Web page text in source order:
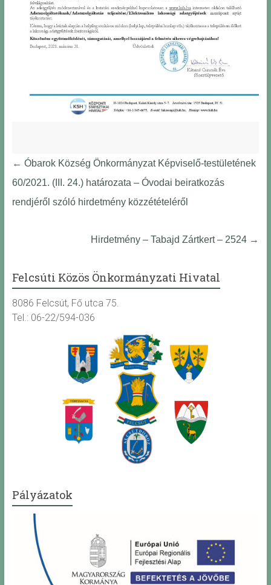
← Óbarok Község Önkormányzat Képviselő-testületének
60/2021. (III. 24.) határozata – Óvodai beiratkozás
rendjéről szóló hirdetmény közzétételéről
Hirdetmény – Tabajd Zártkert – 2524 →
Felcsúti Közös Önkormányzati Hivatal
8086 Felcsút, Fő utca 75.
Tel.: 06-22/594-036
Pályázatok